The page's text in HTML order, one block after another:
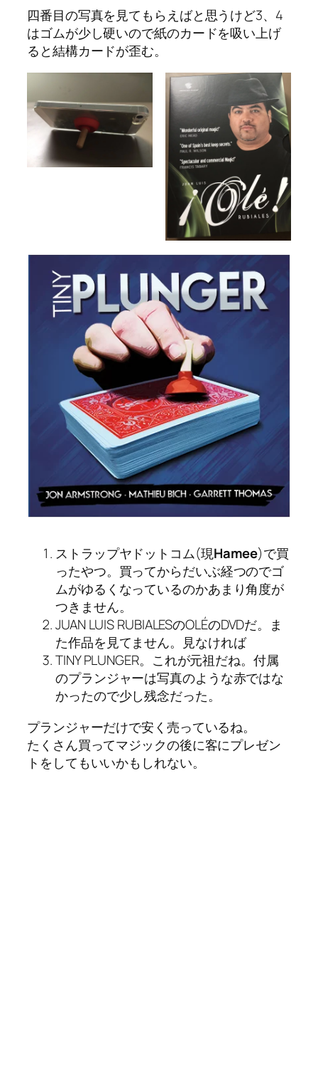
四番目の写真を見てもらえばと思うけど3、4
はゴムが少し硬いので紙のカードを吸い上げ
ると結構カードが歪む。
ストラップヤドットコム(現Hamee)で買
ったやつ。買ってからだいぶ経つのでゴ
ムがゆるくなっているのかあまり角度が
つきません。
JUAN LUIS RUBIALESのOLÉのDVDだ。ま
た作品を見てません。見なければ
TINY PLUNGER。これが元祖だね。付属
のプランジャーは写真のような赤ではな
かったので少し残念だった。
プランジャーだけで安く売っているね。
たくさん買ってマジックの後に客にプレゼン
トをしてもいいかもしれない。